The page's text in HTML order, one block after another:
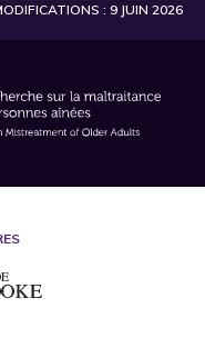
: 9 JUIN 2026